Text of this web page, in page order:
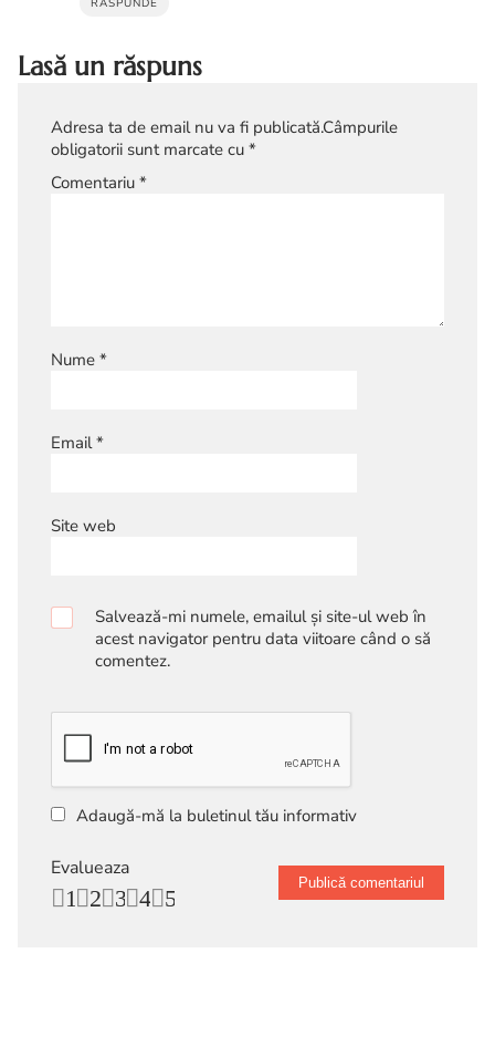
RĂSPUNDE
Lasă un răspuns
Adresa ta de email nu va fi publicată.Câmpurile
obligatorii sunt marcate cu *
Comentariu *
Nume *
Email*
Site web
Salvează-mi numele, emailul și site-ul web în
acest navigator pentru data viitoare când o să
comentez.
Adaugă-mă la buletinul tău informativ
Evalueaza
5
4
3
2
1